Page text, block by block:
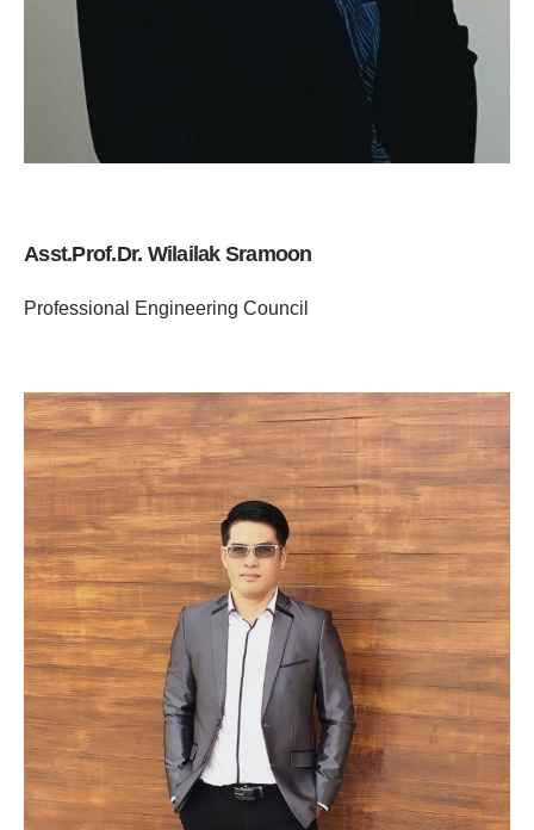
Asst.Prof.Dr. Wilailak Sramoon
Professional Engineering Council